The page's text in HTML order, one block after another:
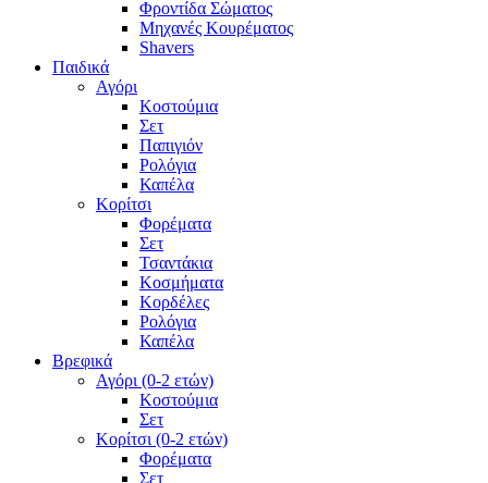
Φροντίδα Σώματος
Μηχανές Κουρέματος
Shavers
Παιδικά
Αγόρι
Κοστούμια
Σετ
Παπιγιόν
Ρολόγια
Καπέλα
Κορίτσι
Φορέματα
Σετ
Τσαντάκια
Κοσμήματα
Κορδέλες
Ρολόγια
Καπέλα
Βρεφικά
Αγόρι (0-2 ετών)
Κοστούμια
Σετ
Κορίτσι (0-2 ετών)
Φορέματα
Σετ